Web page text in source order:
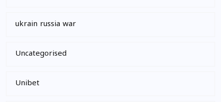
ukrain russia war
Uncategorised
Unibet